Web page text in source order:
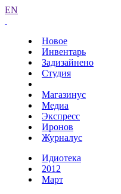
EN
Новое
Инвентарь
Задизайнено
Студия
Магазинус
Медиа
Экспресс
Иронов
Журналус
Идиотека
2012
Март